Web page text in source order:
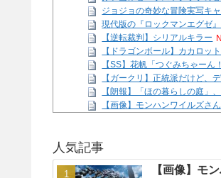
ジョジョの奇妙な冒険実写キ
現代版の『ロックマンエグゼ
【逆転裁判】シリアルキラー
【ドラゴンボール】カカロッ
【SS】花帆「つぐみちゃー
【ガークリ】正統派だけど、
【朗報】「ほの暮らしの庭」
【画像】モンハンワイルズさ
Powered by livedoor 相互RSS
人気記事
【画像】モ